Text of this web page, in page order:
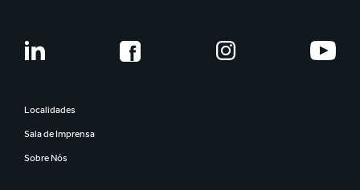
Localidades
Sala de Imprensa
Sobre Nós